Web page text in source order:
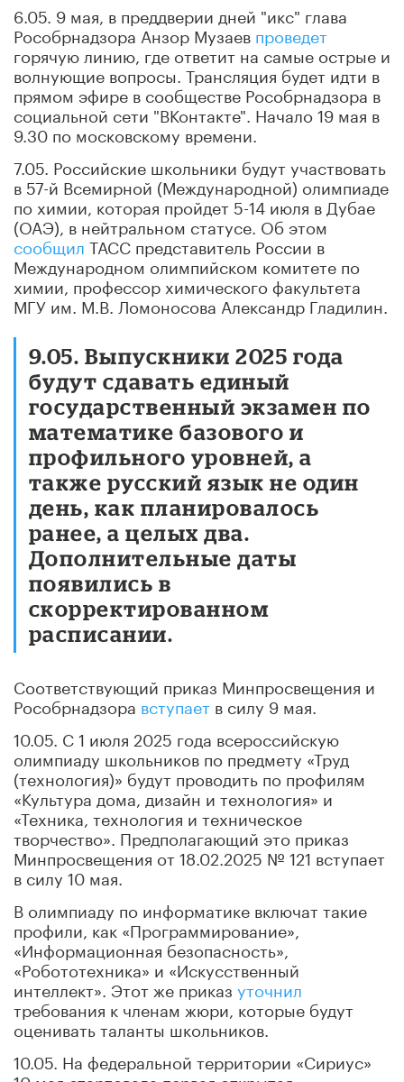
6.05. 9 мая, в преддверии дней "икс" глава
Рособрнадзора Анзор Музаев проведет
горячую линию, где ответит на самые острые и
волнующие вопросы. Трансляция будет идти в
прямом эфире в сообществе Рособрнадзора в
социальной сети "ВКонтакте". Начало 19 мая в
9.30 по московскому времени.
7.05. Российские школьники будут участвовать
в 57-й Всемирной (Международной) олимпиаде
по химии, которая пройдет 5-14 июля в Дубае
(ОАЭ), в нейтральном статусе. Об этом
сообщил ТАСС представитель России в
Международном олимпийском комитете по
химии, профессор химического факультета
МГУ им. М.В. Ломоносова Александр Гладилин.
9.05. Выпускники 2025 года
будут сдавать единый
государственный экзамен по
математике базового и
профильного уровней, а
также русский язык не один
день, как планировалось
ранее, а целых два.
Дополнительные даты
появились в
скорректированном
расписании.
Соответствующий приказ Минпросвещения и
Рособрнадзоравступает в силу 9 мая.
10.05. С 1 июля 2025 года всероссийскую
олимпиаду школьников по предмету «Труд
(технология)» будут проводить по профилям
«Культура дома, дизайн и технология» и
«Техника, технология и техническое
творчество». Предполагающий это приказ
Минпросвещения от 18.02.2025 № 121 вступает
в силу 10 мая.
В олимпиаду по информатике включат такие
профили, как «Программирование»,
«Информационная безопасность»,
«Робототехника» и «Искусственный
интеллект». Этот же приказ уточнил
требования к членам жюри, которые будут
оценивать таланты школьников.
10.05. На федеральной территории «Сириус»